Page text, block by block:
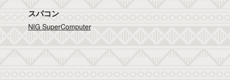
スパコン
NIG SuperComputer